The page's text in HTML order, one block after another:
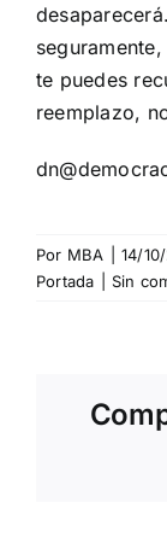
te puedes
reemplazo,
Por MBA 14/
Portada
Sin